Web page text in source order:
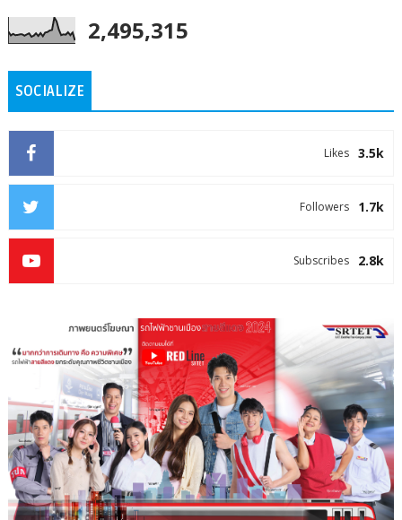
2,495,315
SOCIALIZE
3.5k
Likes
1.7k
Followers
2.8k
Subscribes